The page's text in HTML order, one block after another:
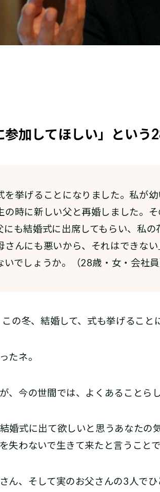
加してほしい」という
挙げることになりました。私が
の時に新しい父と再婚しました。
にも結婚式に出席してもらい、私
さんにも悪いから、それはできな
でしょうか。（28歳・女・会社員
の冬、結婚して、式も挙げること
たネ。
今の世間では、よくあることらし
婚式に出て欲しいと思うあなたの
失わないで生きて来たと言うこと
ん、そして実のお父さんの3人で